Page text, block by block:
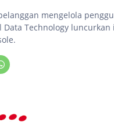
mengelola
Data Technology luncurkan